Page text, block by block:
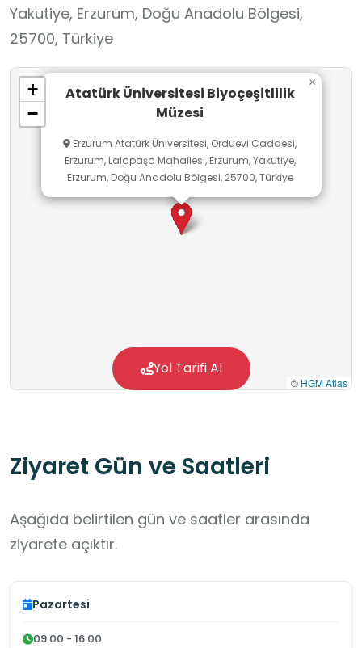
Yakutiye, Erzurum, Doğu Anadolu Bölgesi,
25700, Türkiye
Atatürk Üniversitesi Biyoçeşitlilik
Müzesi
Erzurum Atatürk Üniversitesi, Orduevi Caddesi,
Erzurum, Lalapaşa Mahallesi, Erzurum, Yakutiye,
Erzurum, Doğu Anadolu Bölgesi, 25700, Türkiye
×
+
−
© HGM Atlas
Yol Tarifi Al
Ziyaret Gün ve Saatleri
Aşağıda belirtilen gün ve saatler arasında
ziyarete açıktır.
Pazartesi
09:00 - 16:00